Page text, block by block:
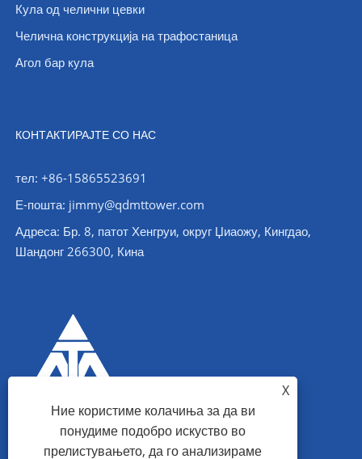
Кула од челични цевки
Челична конструкција на трафостаница
Агол бар кула
КОНТАКТИРАЈТЕ СО НАС
тел: +86-15865523691
Е-пошта: jimmy@qdmttower.com
Адреса: Бр. 8, патот Хенгруи, округ Џиаожу, Кингдао,
Шандонг 266300, Кина
X
Ние користиме колачиња за да ви
понудиме подобро искуство во
прелистувањето, да го анализираме